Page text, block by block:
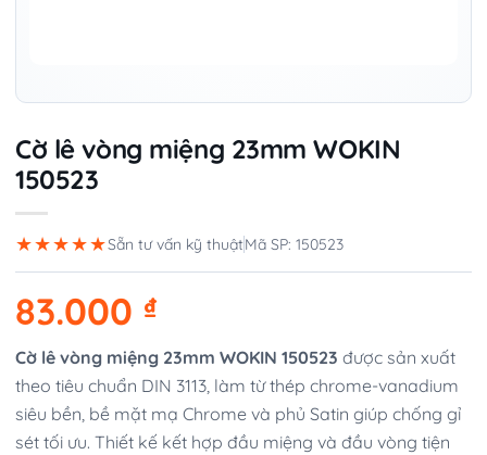
Cờ lê vòng miệng 23mm WOKIN
150523
★★★★★Sẵn tư vấn kỹ thuậtMã SP: 150523
83.000 ₫
Cờ lê vòng miệng 23mm WOKIN 150523 được sản xuất
theo tiêu chuẩn DIN 3113, làm từ thép chrome-vanadium
siêu bền, bề mặt mạ Chrome và phủ Satin giúp chống gỉ
sét tối ưu. Thiết kế kết hợp đầu miệng và đầu vòng tiện